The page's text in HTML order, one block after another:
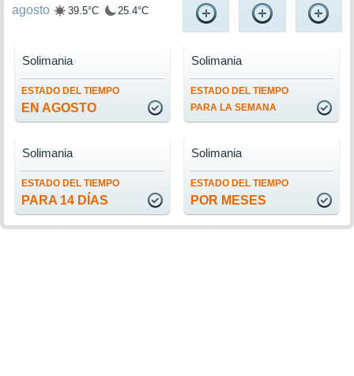
agosto
39.5°C 25.4°C
ESTADO DEL TIEMPO
EN AGOSTO
Solimania
ESTADO DEL TIEMPO
PARA LA SEMANA
Solimania
ESTADO DEL TIEMPO
PARA 14 DÍAS
Solimania
ESTADO DEL TIEMPO
POR MESES
Solimania